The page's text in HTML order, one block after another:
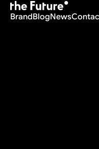
BrandBlogNews